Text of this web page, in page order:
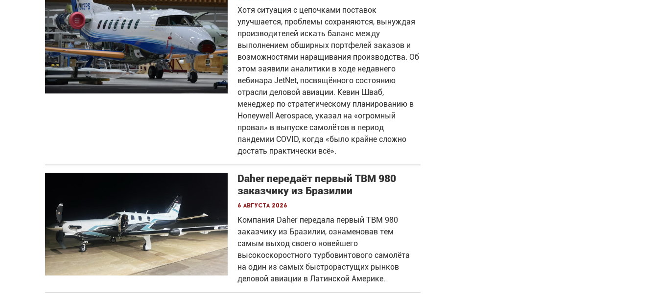
Хотя ситуация с цепочками поставок
улучшается, проблемы сохраняются, вынуждая
производителей искать баланс между
выполнением обширных портфелей заказов и
возможностями наращивания производства. Об
этом заявили аналитики в ходе недавнего
вебинара JetNet, посвящённого состоянию
отрасли деловой авиации. Кевин Шваб,
менеджер по стратегическому планированию в
Honeywell Aerospace, указал на «огромный
провал» в выпуске самолётов в период
пандемии COVID, когда «было крайне сложно
достать практически всё».
Daher передаёт первый TBM 980
заказчику из Бразилии
6 августа 2026
Компания Daher передала первый TBM 980
заказчику из Бразилии, ознаменовав тем
самым выход своего новейшего
высокоскоростного турбовинтового самолёта
на один из самых быстрорастущих рынков
деловой авиации в Латинской Америке.